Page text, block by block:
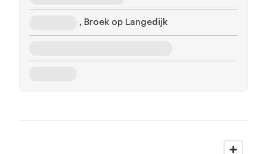
, Broek op Langedijk